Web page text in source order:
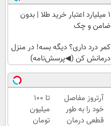
۱ میلیارد اعتبار خرید طلا | بدون
ضامن و چک
کمر درد داری؟ دیگه بسه! در منزل
درمانش کن (◀پرسش‌نامه)
آرتروز مفاصل
خود را به طور
قطعی درمان
تا 100
میلیون
تومان